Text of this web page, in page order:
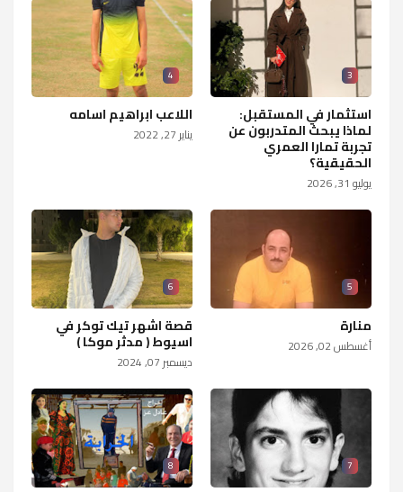
3
استثمار في المستقبل:
لماذا يبحث المتدربون عن
تجربة تمارا العمري
الحقيقية؟
يوليو 31, 2026
4
اللاعب ابراهيم اسامه
يناير 27, 2022
5
منارة
أغسطس 02, 2026
6
قصة اشهر تيك توكر في
اسيوط ( مدثر موكا )
ديسمبر 07, 2024
7
8